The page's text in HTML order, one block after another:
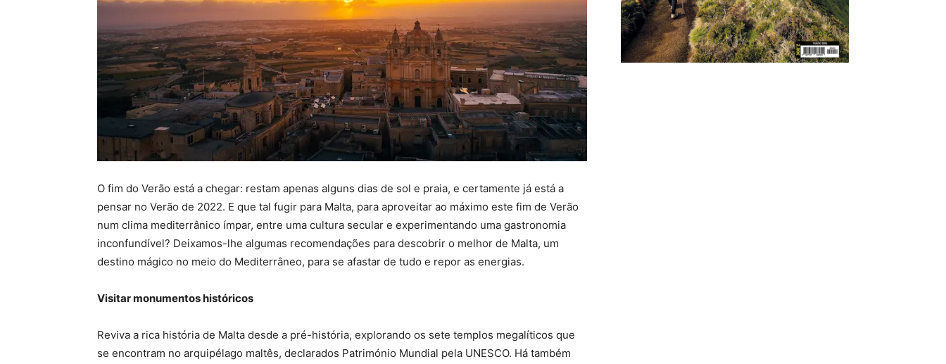
O fim do Verão está a chegar: restam apenas alguns dias de sol e praia, e certamente já está a
pensar no Verão de 2022. E que tal fugir para Malta, para aproveitar ao máximo este fim de Verão
num clima mediterrânico ímpar, entre uma cultura secular e experimentando uma gastronomia
inconfundível? Deixamos-lhe algumas recomendações para descobrir o melhor de Malta, um
destino mágico no meio do Mediterrâneo, para se afastar de tudo e repor as energias.
Visitar monumentos históricos
Reviva a rica história de Malta desde a pré-história, explorando os sete templos megalíticos que
se encontram no arquipélago maltês, declarados Património Mundial pela UNESCO. Há também